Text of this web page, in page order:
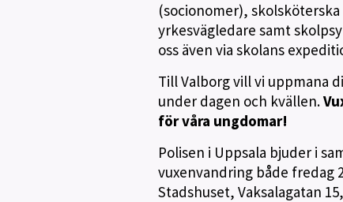
(socionomer),
yrkesvägledare samt
oss även via skolans
Till Valborg vill vi uppmana
under dagen och kvällen.
för våra ungdomar!
Polisen i Uppsala bjuder i
vuxenvandring både fredag
Stadshuset, Vaksalagatan